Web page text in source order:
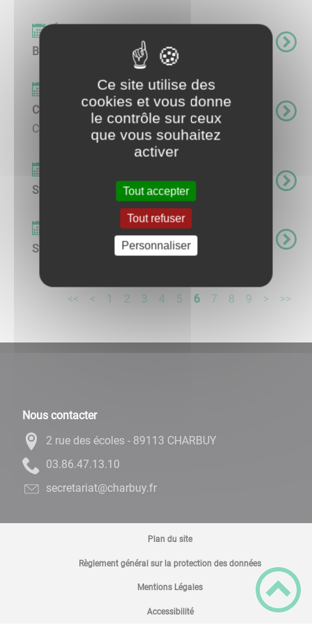
Balades charbuysiennes
Événements
Chasse aux oeufs de Pâques
Chasse aux oeufs de Pâques ...
Stage enfants La Grange à Lili
Événements
Stage adultes La Grange à Lili
<< < 1 2 3 4 5 6 7 8 9 > >>
Nous contacter
2 rue des écoles - 89113 CHARBUY
01.31.74.68.30
rf.yubrahc@tairaterces
Plan du site
Règlement général sur la protection des données
Mentions Légales
Accessibilité
Ce site utilise des
cookies et vous donne
le contrôle sur ceux
que vous souhaitez
activer
Tout accepter
Tout refuser
Personnaliser